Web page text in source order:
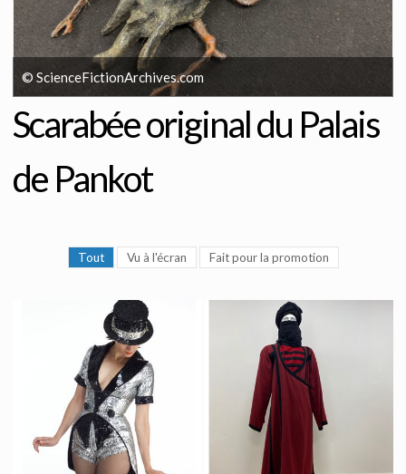
© ScienceFictionArchives.com
Scarabée original du Palais
de Pankot
Tout Vu à l'écran Fait pour la promotion